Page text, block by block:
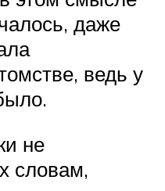
даже
ведь у
не
словам,